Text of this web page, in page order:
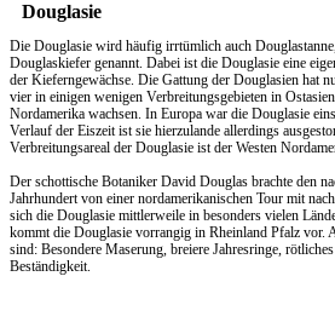
Douglasie
Die Douglasie wird häufig irrtümlich auch
Douglaskiefer genannt. Dabei ist die Douglasie eine
der Kieferngewächse. Die Gattung der Douglasien hat
vier in einigen wenigen Verbreitungsgebieten in
Nordamerika wachsen. In Europa war die Douglasie
Verlauf der Eiszeit ist sie hierzulande allerdings
Verbreitungsareal der Douglasie ist der Westen
Der schottische Botaniker David Douglas brachte den
Jahrhundert von einer nordamerikanischen Tour mit
sich die Douglasie mittlerweile in besonders vielen
kommt die Douglasie vorrangig in Rheinland Pfalz vor.
sind: Besondere Maserung, breiere Jahresringe,
Beständigkeit.